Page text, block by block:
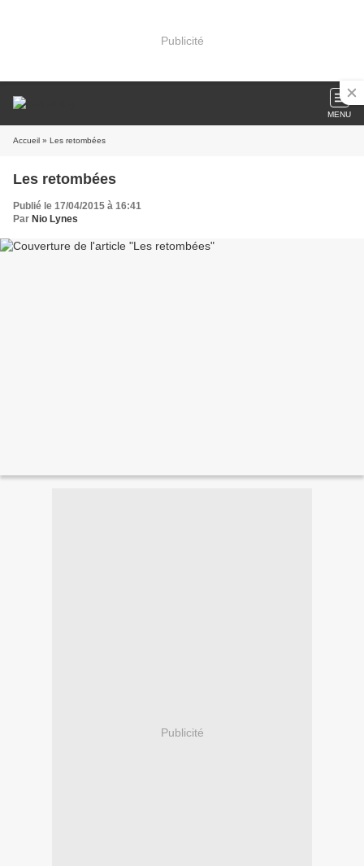
Publicité
MENU
Accueil » Les retombées
Les retombées
Publié le 17/04/2015 à 16:41
Par Nio Lynes
Publicité